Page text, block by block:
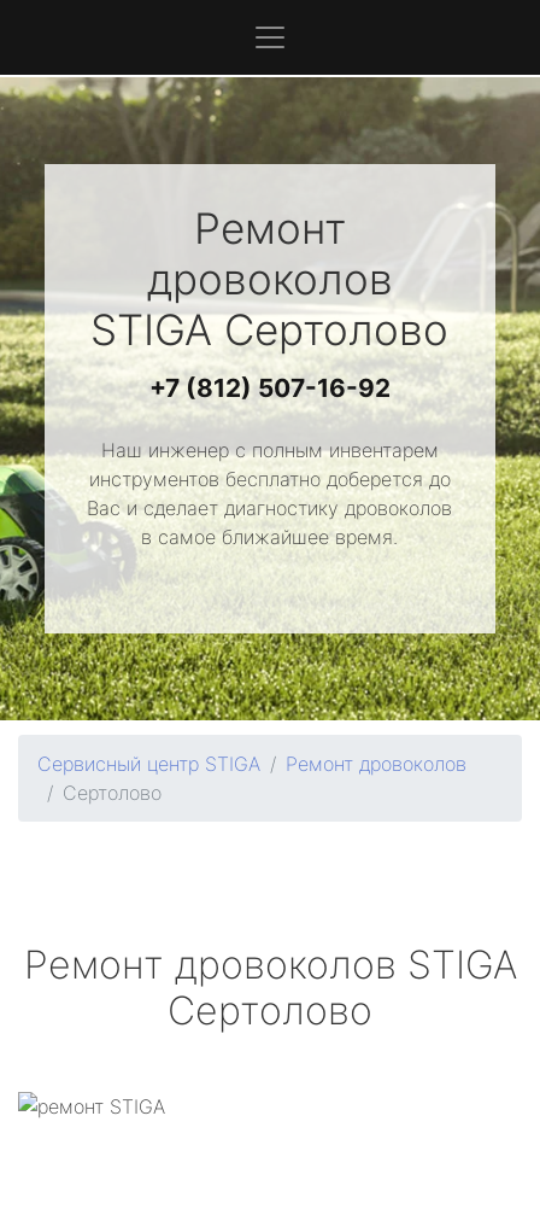
Ремонт
дровоколов
STIGAСертолово
+7 (812) 507-16-92
Наш инженер с полным инвентарем
инструментов бесплатно доберется до
Вас и сделает диагностику дровоколов
в самое ближайшее время.
Сервисный центр STIGA
Ремонт дровоколов
Сертолово
Ремонт дровоколов STIGA
Сертолово